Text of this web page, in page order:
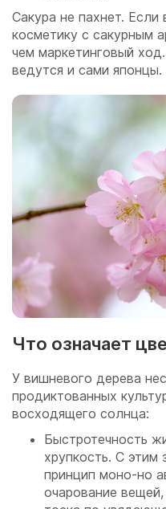
Сакура не пахнет.
косметику с сакурным
чем маркетинговый
ведутся и сами японцы.
Что означает
У вишневого дерева
продиктованных
восходящего солнца:
Быстротечность
хрупкость. С этим
принцип моно-но
очарование